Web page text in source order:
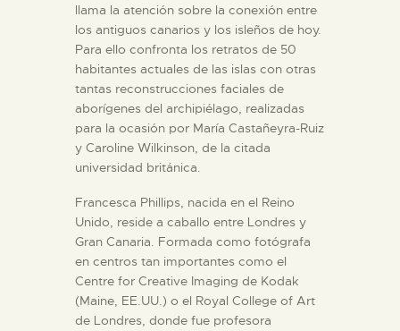
llama la atención sobre la conexión entre
los antiguos canarios y los isleños de hoy.
Para ello confronta los retratos de 50
habitantes actuales de las islas con otras
tantas reconstrucciones faciales de
aborígenes del archipiélago, realizadas
para la ocasión por María Castañeyra-Ruiz
y Caroline Wilkinson, de la citada
universidad británica.
Francesca Phillips, nacida en el Reino
Unido, reside a caballo entre Londres y
Gran Canaria. Formada como fotógrafa
en centros tan importantes como el
Centre for Creative Imaging de Kodak
(Maine, EE.UU.) o el Royal College of Art
de Londres, donde fue profesora